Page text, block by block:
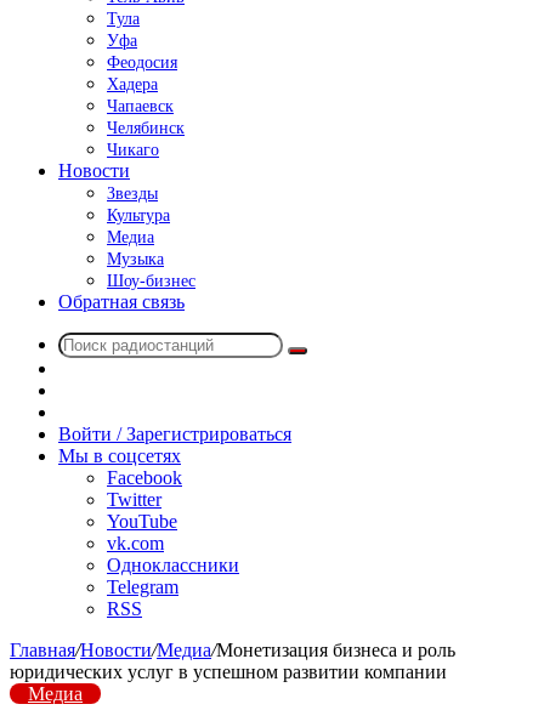
Тула
Уфа
Феодосия
Хадера
Чапаевск
Челябинск
Чикаго
Новости
Звезды
Культура
Медиа
Музыка
Шоу-бизнес
Обратная связь
Поиск
радио
Войти / Зарегистрироваться
Мы в соцсетях
Facebook
Twitter
YouTube
vk.com
Одноклассники
Telegram
RSS
Главная/Новости/Медиа/Монетизация бизнеса и роль
юридических услуг в успешном развитии компании
Медиа